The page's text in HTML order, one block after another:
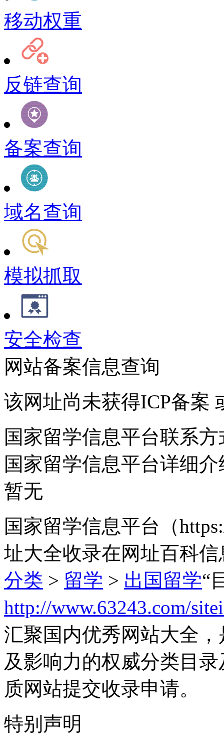
移动权重
反链查询
备案查询
域名查询
模拟抓取
安全检查
网站备案信息查询
该网址尚未获得ICP备案
国家留学信息平台联系方
国家留学信息平台详细介
暂无
国家留学信息平台（
址大全收录在网址百科
分类 > 留学 > 出国留学“
http://www.63243.com/
汇聚国内优秀网站大全
及影响力的权威分类目
质网站提交收录申请。
特别声明